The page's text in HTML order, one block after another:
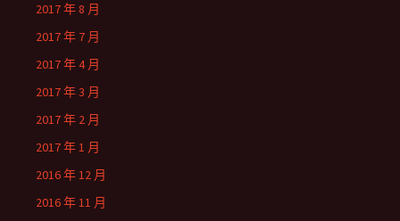
2017 年 8 月
2017 年 7 月
2017 年 4 月
2017 年 3 月
2017 年 2 月
2017 年 1 月
2016 年 12 月
2016 年 11 月